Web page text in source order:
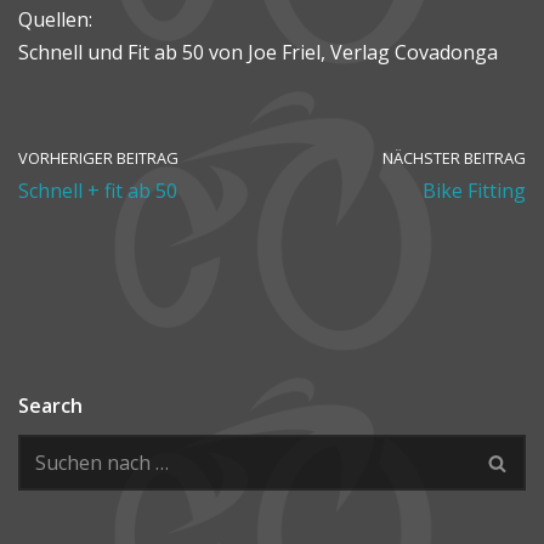
Quellen:
Schnell und Fit ab 50 von Joe Friel, Verlag Covadonga
VORHERIGER BEITRAG
Schnell + fit ab 50
NÄCHSTER BEITRAG
Bike Fitting
Search